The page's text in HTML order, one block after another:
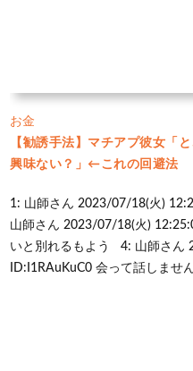
お金
【勧誘手法】マチアプ彼女「
興味ない？」←これの回避法
1: 山師さん 2023/07/18(火)
山師さん 2023/07/18(火)
いと別れるもよう 4: 山師さん
ID:I1RAuKuC0 会って話しま